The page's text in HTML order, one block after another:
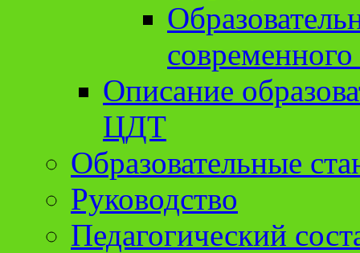
Описание
ЦДТ
Образовательные
Руководство
Педагогический